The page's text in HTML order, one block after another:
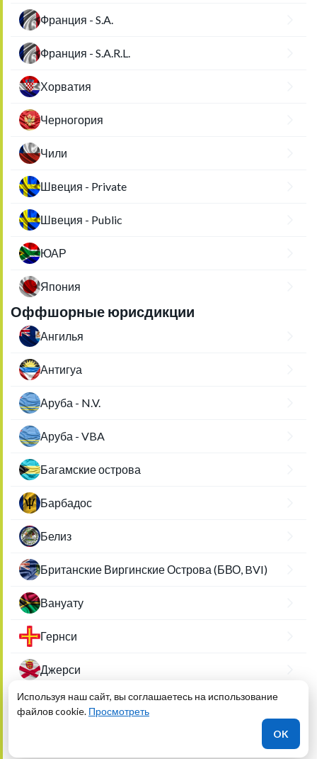
Франция - S.A.
Франция - S.A.R.L.
Хорватия
Черногория
Чили
Швеция - Private
Швеция - Public
ЮАР
Япония
Оффшорные юрисдикции
Ангилья
Антигуа
Аруба - N.V.
Аруба - VBA
Багамские острова
Барбадос
Белиз
Британские Виргинские Острова (БВО, BVI)
Вануату
Гернси
Джерси
Доминика
Используя наш сайт, вы соглашаетесь на использование
файлов cookie. Просмотреть
OK